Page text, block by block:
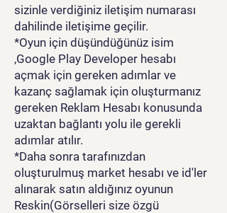
sizinle verdiğiniz iletişim numarası
dahilinde iletişime geçilir.
*Oyun için düşündüğünüz isim
,Google Play Developer hesabı
açmak için gereken adımlar ve
kazanç sağlamak için oluşturmanız
gereken Reklam Hesabı konusunda
uzaktan bağlantı yolu ile gerekli
adımlar atılır.
*Daha sonra tarafınızdan
oluşturulmuş market hesabı ve id'ler
alınarak satın aldığınız oyunun
Reskin(Görselleri size özgü